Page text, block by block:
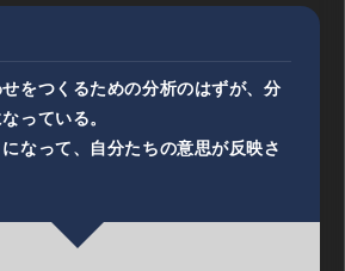
をつくるための分析のはずが、分
っている。
なって、自分たちの意思が反映さ